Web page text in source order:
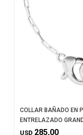
COLLAR BAÑADO EN
ENTRELAZADO
USD 285,00